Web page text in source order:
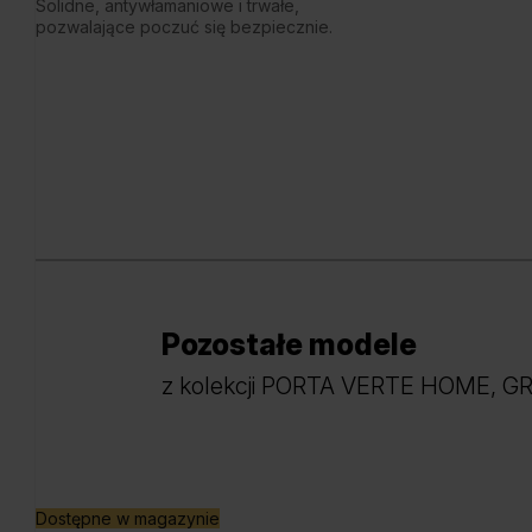
Solidne, antywłamaniowe i trwałe,
pozwalające poczuć się bezpiecznie.
Dostępne w magazynie
Pozostałe modele
z kolekcji PORTA VERTE HOME,